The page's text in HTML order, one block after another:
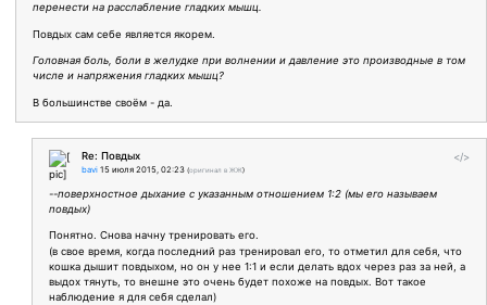
перенести на расслабление гладких мышц.
Повдых сам себе является якорем.
Головная боль, боли в желудке при волнении и давление это производные в том
числе и напряжения гладких мышц?
В большинстве своём - да.
</>
Re: Повдых
bavi 15 июля 2015, 02:23 (оригинал в ЖЖ)
--поверхностное дыхание с указанным отношением 1:2 (мы его называем
повдых)
Понятно. Снова начну тренировать его.
(в свое время, когда последний раз тренировал его, то отметил для себя, что
кошка дышит повдыхом, но он у нее 1:1 и если делать вдох через раз за ней, а
выдох тянуть, то внешне это очень будет похоже на повдых. Вот такое
наблюдение я для себя сделал)